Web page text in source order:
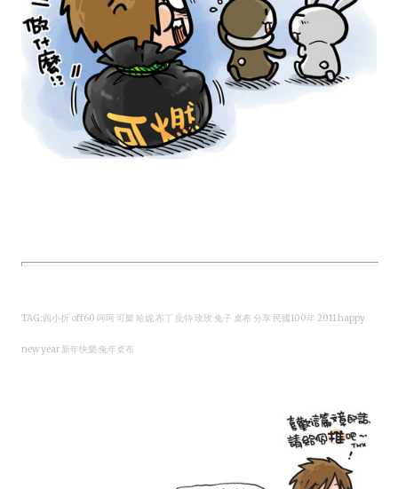
TAG:四小折 off60 呵呵 可樂 哈妮 布丁 批特 玫玫 兔子 桌布 分享 民國100年 2011 happy
new year 新年快樂 兔年桌布